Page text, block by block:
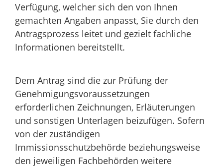
Verfügung, welcher sich den von Ihnen
gemachten Angaben anpasst, Sie durch den
Antragsprozess leitet und gezielt fachliche
Informationen bereitstellt.
Dem Antrag sind die zur Prüfung der
Genehmigungsvoraussetzungen
erforderlichen Zeichnungen, Erläuterungen
und sonstigen Unterlagen beizufügen. Sofern
von der zuständigen
Immissionsschutzbehörde beziehungsweise
den jeweiligen Fachbehörden weitere